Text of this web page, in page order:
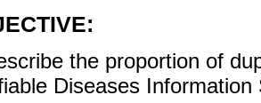
the proportion of
Diseases